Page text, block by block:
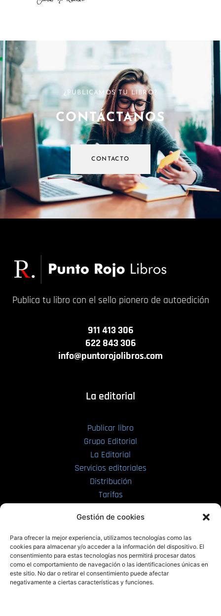
Gestión de cookies
Para ofrecer la mejor experiencia, utilizamos tecnologías como las
cookies para almacenar y/o acceder a la información del dispositivo. El
consentimiento para estas tecnologías nos permitirá procesar datos
como el comportamiento de navegación o las identificaciones únicas en
este sitio. No dar o retirar el consentimiento puede afectar
negativamente a ciertas características y funciones.
¿PUBLICAMOS TU LIBRO?
CONTÁCTANOS
CONTACTO
Publica tu libro con el sello pionero de autoedición
911 413 306
622 843 306
info@puntorojolibros.com
La editorial
Publicar libro
Grupo Editorial
La Editorial
Servicios editoriales
Distribución
Tarifas
PRL | Films
PRL | Play
PRL | LAB